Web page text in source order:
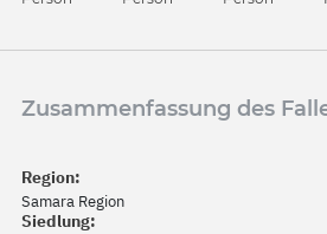
Zusammenfassung des
Region:
Samara Region
Siedlung: